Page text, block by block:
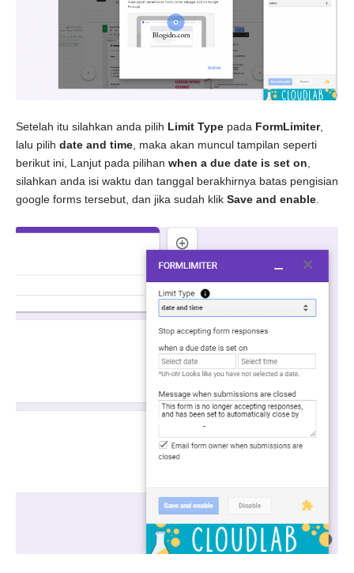
Setelah itu silahkan anda pilih Limit Type pada FormLimiter,
lalu pilih date and time, maka akan muncul tampilan seperti
berikut ini, Lanjut pada pilihan when a due date is set on,
silahkan anda isi waktu dan tanggal berakhirnya batas pengisian
google forms tersebut, dan jika sudah klik Save and enable.